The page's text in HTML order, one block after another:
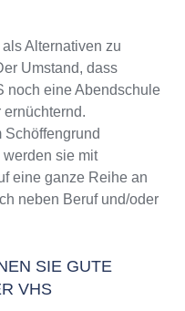
Alternativen zu
Umstand, dass
noch eine Abendschule
ernüchternd.
sie mit
eine ganze Reihe an
neben Beruf und/oder
SIE GUTE
VHS